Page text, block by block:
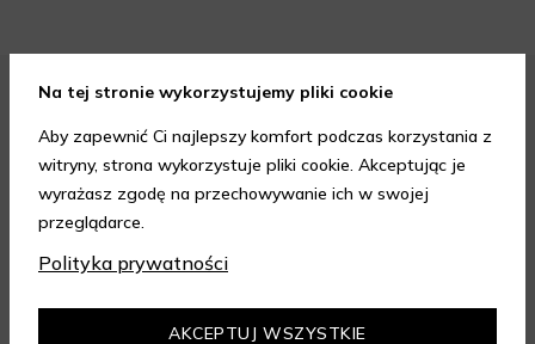
FORMY DOSTAWY
Na tej stronie wykorzystujemy pliki cookie
Aby zapewnić Ci najlepszy komfort podczas korzystania z
witryny, strona wykorzystuje pliki cookie. Akceptując je
wyrażasz zgodę na przechowywanie ich w swojej
przeglądarce.
Polityka prywatności
AKCEPTUJ WSZYSTKIE